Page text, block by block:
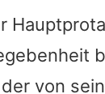
von